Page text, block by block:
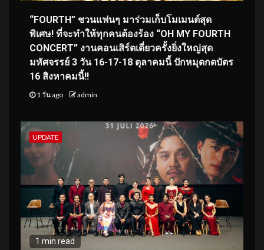
“FOURTH” ชวนแฟนๆ มาร่วมเก็บโมเมนต์สุด
พิเศษ! ที่จะทำให้ทุกคนต้องร้อง “OH MY FOURTH
CONCERT” งานคอนเสิร์ตเดี่ยวครั้งยิ่งใหญ่สุด
มหัศจรรย์ 3 วัน 16-17-18 ตุลาคมนี้ ปักหมุดกดบัตร
16 สิงหาคมนี้!!
1 วัน ago admin
UPDATE
1 min read